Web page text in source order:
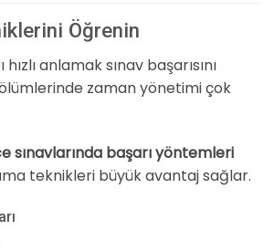
Öğrenin
anlamak sınav başarısını
zaman yönetimi çok
sınavlarında başarı yöntemleri
teknikleri büyük avantaj sağlar.